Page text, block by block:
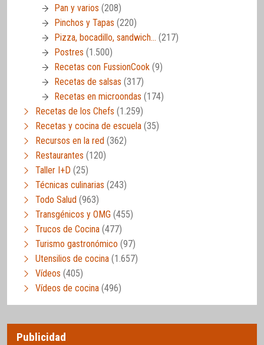
Pan y varios (208)
Pinchos y Tapas (220)
Pizza, bocadillo, sandwich… (217)
Postres (1.500)
Recetas con FussionCook (9)
Recetas de salsas (317)
Recetas en microondas (174)
Recetas de los Chefs (1.259)
Recetas y cocina de escuela (35)
Recursos en la red (362)
Restaurantes (120)
Taller I+D (25)
Técnicas culinarias (243)
Todo Salud (963)
Transgénicos y OMG (455)
Trucos de Cocina (477)
Turismo gastronómico (97)
Utensilios de cocina (1.657)
Vídeos (405)
Vídeos de cocina (496)
Publicidad